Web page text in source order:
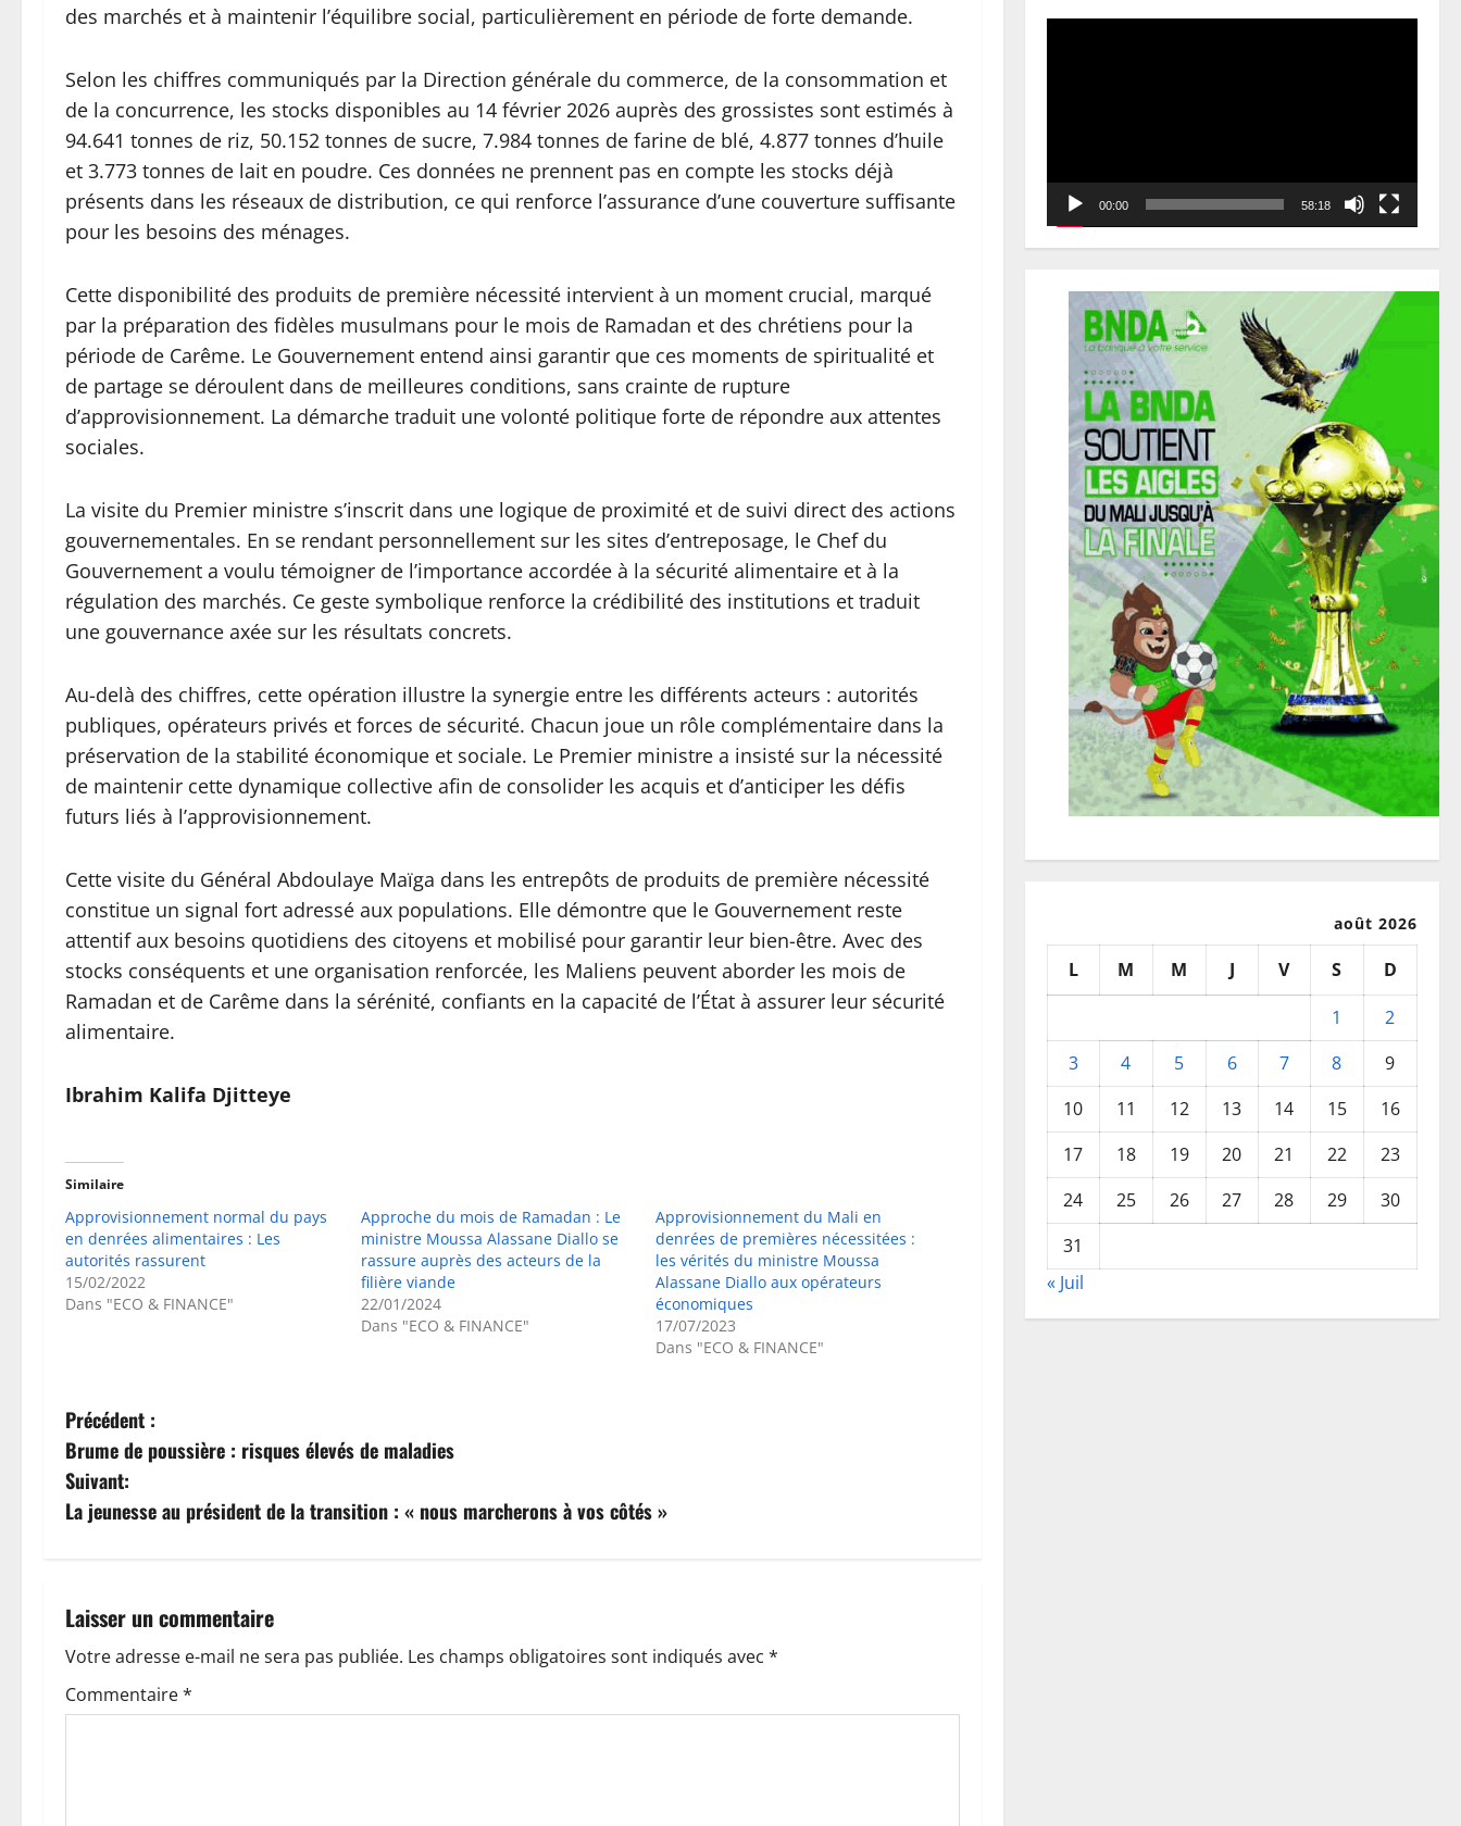
des marchés et à maintenir l’équilibre social, particulièrement en période de forte demande.
Selon les chiffres communiqués par la Direction générale du commerce, de la consommation et
de la concurrence, les stocks disponibles au 14 février 2026 auprès des grossistes sont estimés à
94.641 tonnes de riz, 50.152 tonnes de sucre, 7.984 tonnes de farine de blé, 4.877 tonnes d’huile
et 3.773 tonnes de lait en poudre. Ces données ne prennent pas en compte les stocks déjà
présents dans les réseaux de distribution, ce qui renforce l’assurance d’une couverture suffisante
pour les besoins des ménages.
Cette disponibilité des produits de première nécessité intervient à un moment crucial, marqué
par la préparation des fidèles musulmans pour le mois de Ramadan et des chrétiens pour la
période de Carême. Le Gouvernement entend ainsi garantir que ces moments de spiritualité et
de partage se déroulent dans de meilleures conditions, sans crainte de rupture
d’approvisionnement. La démarche traduit une volonté politique forte de répondre aux attentes
sociales.
La visite du Premier ministre s’inscrit dans une logique de proximité et de suivi direct des actions
gouvernementales. En se rendant personnellement sur les sites d’entreposage, le Chef du
Gouvernement a voulu témoigner de l’importance accordée à la sécurité alimentaire et à la
régulation des marchés. Ce geste symbolique renforce la crédibilité des institutions et traduit
une gouvernance axée sur les résultats concrets.
Au-delà des chiffres, cette opération illustre la synergie entre les différents acteurs : autorités
publiques, opérateurs privés et forces de sécurité. Chacun joue un rôle complémentaire dans la
préservation de la stabilité économique et sociale. Le Premier ministre a insisté sur la nécessité
de maintenir cette dynamique collective afin de consolider les acquis et d’anticiper les défis
futurs liés à l’approvisionnement.
Cette visite du Général Abdoulaye Maïga dans les entrepôts de produits de première nécessité
constitue un signal fort adressé aux populations. Elle démontre que le Gouvernement reste
attentif aux besoins quotidiens des citoyens et mobilisé pour garantir leur bien-être. Avec des
stocks conséquents et une organisation renforcée, les Maliens peuvent aborder les mois de
Ramadan et de Carême dans la sérénité, confiants en la capacité de l’État à assurer leur sécurité
alimentaire.
Ibrahim Kalifa Djitteye
Similaire
Approvisionnement normal du pays
en denrées alimentaires : Les
autorités rassurent
15/02/2022
Dans "ECO & FINANCE"
Approche du mois de Ramadan : Le
ministre Moussa Alassane Diallo se
rassure auprès des acteurs de la
filière viande
22/01/2024
Dans "ECO & FINANCE"
Approvisionnement du Mali en
denrées de premières nécessitées :
les vérités du ministre Moussa
Alassane Diallo aux opérateurs
économiques
17/07/2023
Dans "ECO & FINANCE"
N
a
v
g
a
t
Précédent :
Brume de poussière : risques élevés de maladies
Suivant:
La jeunesse au président de la transition : « nous marcherons à vos côtés »
Laisser un commentaire
Votre adresse e-mail ne sera pas publiée. Les champs obligatoires sont indiqués avec *
Commentaire*
00:00 58:18
août 2026
L M M J V S
D
1
2
3
4 5 6 7 8
9
10
11 12 13 14 15
16
17
18 19 20 21 22
23
24
25 26 27 28 29
30
31
« Juil